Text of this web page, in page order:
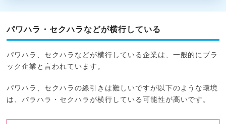
パワハラ・セクハラなどが横行している
パワハラ、セクハラなどが横行している企業は、一般的にブラ
ック企業と言われています。
パワハラ、セクハラの線引きは難しいですが以下のような環境
は、パラハラ・セクハラが横行している可能性が高いです。